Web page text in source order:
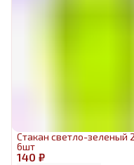
140 ₽
Стакан светло-зеленый
6шт